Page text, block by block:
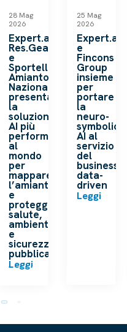
28 Mag
2026
Expert.ai,
Res.Gea
e
Sportello
Amianto
Nazionale
presentano
la
soluzione
AI più
performante
al
mondo
per
mappare
l’amianto
e
proteggere
salute,
ambiente
e
sicurezza
pubblica
Leggi
25 Mag
2026
Expert.ai
e
Fincons
Group
insieme
per
portare
la
neuro-
symbolic
AI al
servizio
del
business
data-
driven
Leggi